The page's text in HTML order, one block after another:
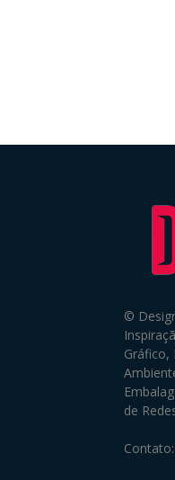
©
Gráfico,
de
Contato: